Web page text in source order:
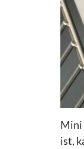
Mini
ist,